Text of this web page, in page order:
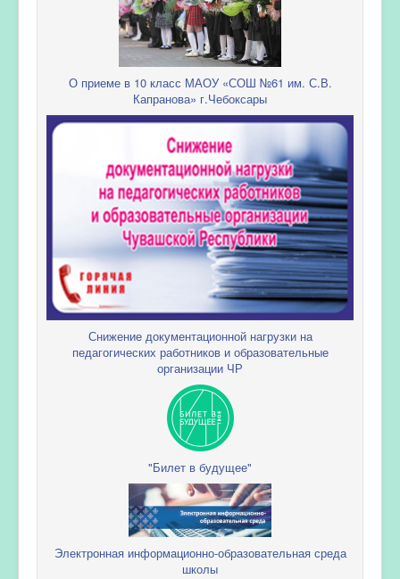
О приеме в 10 класс МАОУ «СОШ №61 им. С.В.
Капранова» г.Чебоксары
Снижение документационной нагрузки на
педагогических работников и образовательные
организации ЧР
"Билет в будущее"
Электронная информационно-образовательная среда
школы